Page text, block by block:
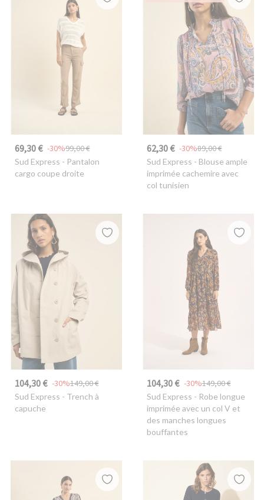
69,30 € 99,00 €
-30%
Sud Express - Pantalon
cargo coupe droite
62,30 € 89,00 €
-30%
Sud Express - Blouse ample
imprimée cachemire avec
col tunisien
104,30 € 149,00 €
-30%
Sud Express - Trench à
capuche
104,30 € 149,00 €
-30%
Sud Express - Robe longue
imprimée avec un col V et
des manches longues
bouffantes